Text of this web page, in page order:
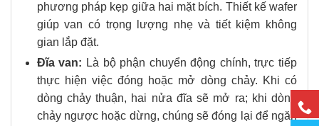
phương pháp kẹp giữa hai mặt bích. Thiết kế wafer
giúp van có trọng lượng nhẹ và tiết kiệm không
gian lắp đặt.
Đĩa van: Là bộ phận chuyển động chính, trực tiếp
thực hiện việc đóng hoặc mở dòng chảy. Khi có
dòng chảy thuận, hai nửa đĩa sẽ mở ra; khi dòng
chảy ngược hoặc dừng, chúng sẽ đóng lại để ngăn